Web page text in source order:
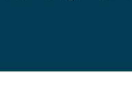
gebruikte auto te